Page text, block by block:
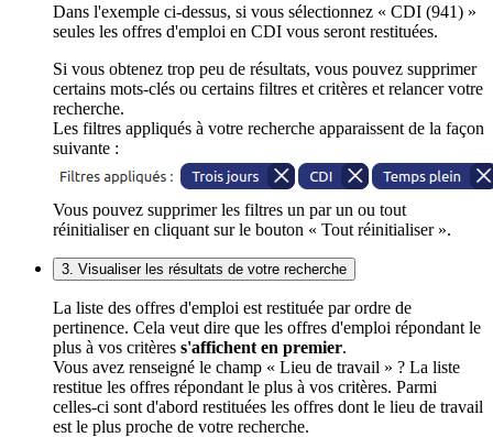
Dans l'exemple ci-dessus, si vous sélectionnez « CDI (941) »
seules les offres d'emploi en CDI vous seront restituées.
Si vous obtenez trop peu de résultats, vous pouvez supprimer
certains mots-clés ou certains filtres et critères et relancer votre
recherche.
Les filtres appliqués à votre recherche apparaissent de la façon
suivante :
Vous pouvez supprimer les filtres un par un ou tout
réinitialiser en cliquant sur le bouton « Tout réinitialiser ».
3. Visualiser les résultats de votre recherche
La liste des offres d'emploi est restituée par ordre de
pertinence. Cela veut dire que les offres d'emploi répondant le
plus à vos critères s'affichent en premier.
Vous avez renseigné le champ « Lieu de travail » ? La liste
restitue les offres répondant le plus à vos critères. Parmi
celles-ci sont d'abord restituées les offres dont le lieu de travail
est le plus proche de votre recherche.